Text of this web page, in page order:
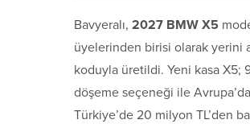
Bavyeralı, 2027 BMW X5
üyelerinden birisi olarak yerini
koduyla üretildi. Yeni kasa X5;
döşeme seçeneği ile
Türkiye’de 20 milyon TL’den